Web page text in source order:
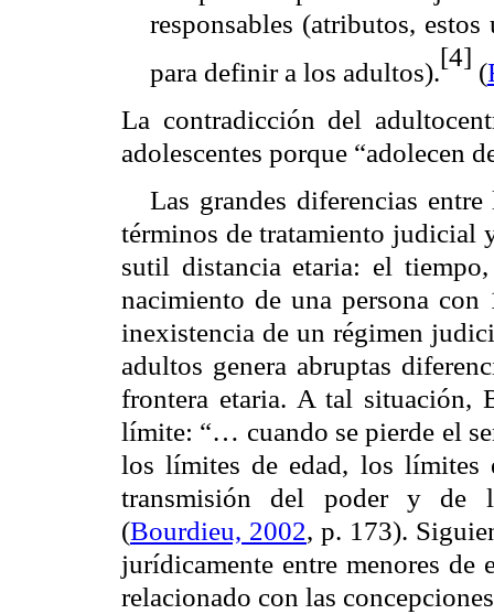
responsables (atributos,
para definir a los adultos).
[4]
(
La contradicción del
adolescentes porque “adolecen
Las grandes diferencias
términos de tratamiento judicial
sutil distancia etaria: el
nacimiento de una persona
inexistencia de un régimen
adultos genera abruptas
frontera etaria. A tal situación,
límite: “… cuando se pierde el
los límites de edad, los límites
transmisión del poder y de
(Bourdieu, 2002, p. 173).
jurídicamente entre menores de
relacionado con las